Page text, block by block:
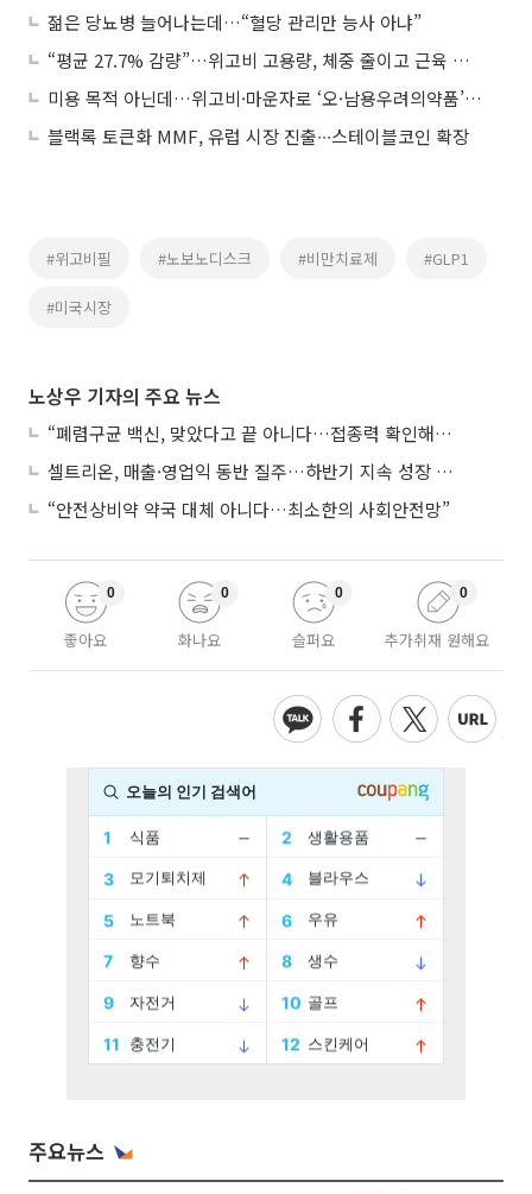
젊은 당뇨병 늘어나는데…“혈당 관리만 능사 아냐”
“평균 27.7% 감량”…위고비 고용량, 체중 줄이고 근육 기능은 유지
미용 목적 아닌데…위고비·마운자로 ‘오·남용우려의약품’ 되나
블랙록 토큰화 MMF, 유럽 시장 진출∙∙∙스테이블코인 확장
#위고비필 #노보노디스크 #비만치료제 #GLP1
#미국시장
노상우 기자의 주요 뉴스
“폐렴구균 백신, 맞았다고 끝 아니다…접종력 확인해야”
셀트리온, 매출·영업익 동반 질주…하반기 지속 성장 전망에 주목
“안전상비약 약국 대체 아니다…최소한의 사회안전망”
좋아요
0
화나요
0
슬퍼요
0
추가취재 원해요
0
주요뉴스